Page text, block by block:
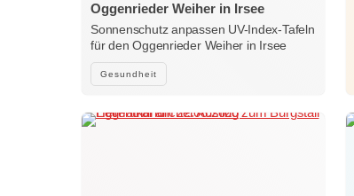
Gesundheit
Oggenrieder Weiher in Irsee
Sonnenschutz anpassen UV-Index-Tafeln
für den Oggenrieder Weiher in Irsee